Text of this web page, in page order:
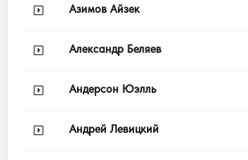
Азимов Айзек
Александр Беляев
Андерсон Юэлль
Андрей Левицкий